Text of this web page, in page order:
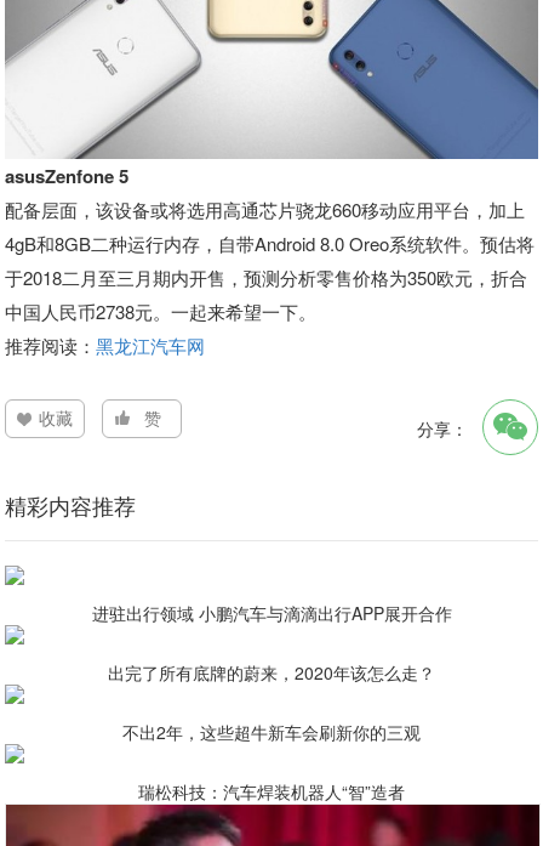
asusZenfone 5
配备层面，该设备或将选用高通芯片骁龙660移动应用平台，加上
4gB和8GB二种运行内存，自带Android 8.0 Oreo系统软件。预估将
于2018二月至三月期内开售，预测分析零售价格为350欧元，折合
中国人民币2738元。一起来希望一下。
推荐阅读：黑龙江汽车网
收藏 赞 分享：
精彩内容推荐
进驻出行领域 小鹏汽车与滴滴出行APP展开合作
出完了所有底牌的蔚来，2020年该怎么走？
不出2年，这些超牛新车会刷新你的三观
瑞松科技：汽车焊装机器人“智”造者